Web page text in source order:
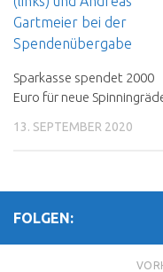
Sparkasse spendet 2000
Euro für neue
13. SEPTEMBER 2020
FOLGEN: